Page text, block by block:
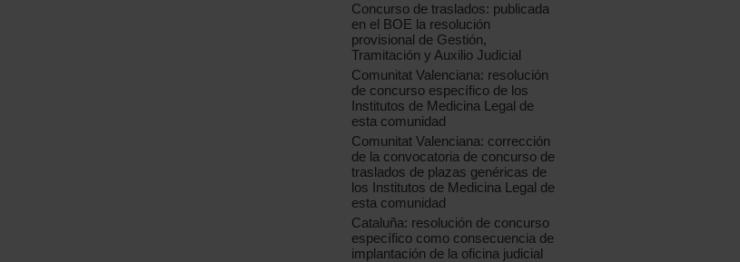
Concurso de traslados: publicada
en el BOE la resolución
provisional de Gestión,
Tramitación y Auxilio Judicial
Comunitat Valenciana: resolución
de concurso específico de los
Institutos de Medicina Legal de
esta comunidad
Comunitat Valenciana: corrección
de la convocatoria de concurso de
traslados de plazas genéricas de
los Institutos de Medicina Legal de
esta comunidad
Cataluña: resolución de concurso
específico como consecuencia de
implantación de la oficina judicial